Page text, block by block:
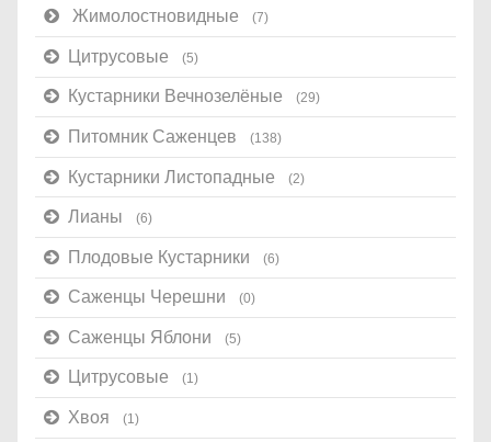
Жимолостновидные (7)
Цитрусовые (5)
Кустарники Вечнозелёные (29)
Питомник Саженцев (138)
Кустарники Листопадные (2)
Лианы (6)
Плодовые Кустарники (6)
Саженцы Черешни (0)
Саженцы Яблони (5)
Цитрусовые (1)
Хвоя (1)